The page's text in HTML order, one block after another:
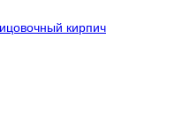
кирпич